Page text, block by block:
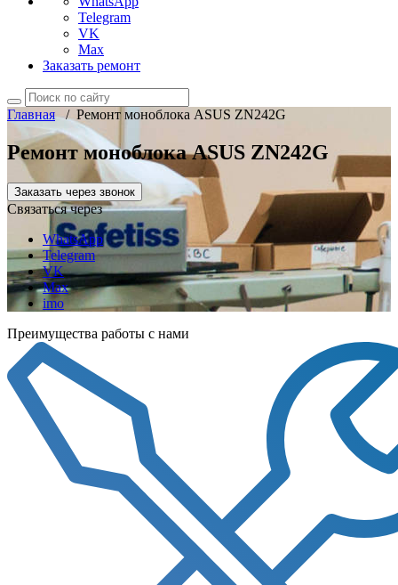
Telegram
VK
Max
Заказать ремонт
Главная/ Ремонт моноблока ASUS ZN242G
Ремонт моноблока ASUS ZN242G
Заказать через звонок
Связаться через
WhatsApp
Telegram
VK
Max
imo
Преимущества работы с нами